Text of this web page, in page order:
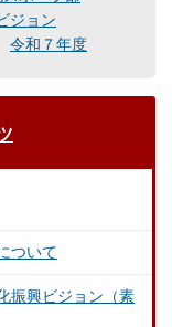
ジョン
令和７年度
ついて
振興ビジョン（素